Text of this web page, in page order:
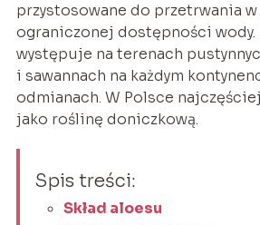
przystosowane do przetrwania
ograniczonej dostępności
występuje na terenach
i sawannach na każdym
odmianach. W Polsce
jako roślinę doniczkową.
Spis treści:
Skład aloesu